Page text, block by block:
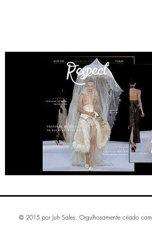
© 2015 por Juh Sales. Orgulhosamente criado com